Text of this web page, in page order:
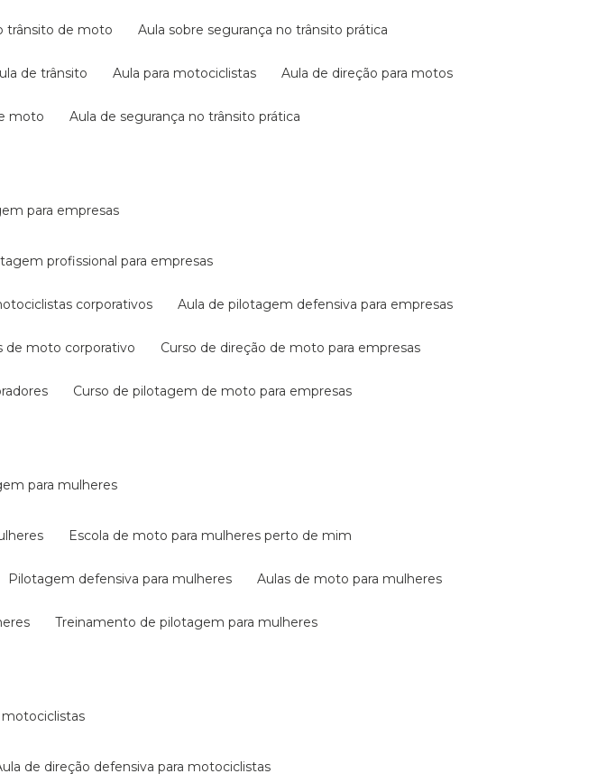
trânsito de moto aula sobre segurança no trânsito prática
aula de trânsito aula para motociclistas aula de direção para motos
moto aula de segurança no trânsito prática
para empresas
profissional para empresas
corporativos aula de pilotagem defensiva para empresas
de moto corporativo curso de direção de moto para empresas
curso de pilotagem de moto para empresas
para mulheres
escola de moto para mulheres perto de mim
pilotagem defensiva para mulheres aulas de moto para mulheres
treinamento de pilotagem para mulheres
motociclistas
aula de direção defensiva para motociclistas